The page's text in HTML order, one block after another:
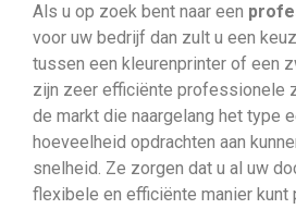
Als u op zoek bent naar een
voor uw bedrijf dan zult u een
tussen een kleurenprinter of een
zijn zeer efficiënte professionele
de markt die naargelang het type
hoeveelheid opdrachten aan
snelheid. Ze zorgen dat u al uw
flexibele en efficiënte manier kunt